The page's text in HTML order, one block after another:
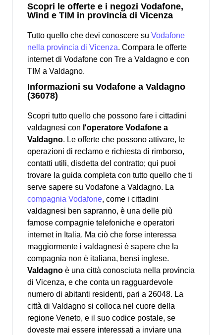
Scopri le offerte e i negozi Vodafone,
Wind e TIM in provincia di Vicenza
Tutto quello che devi conoscere su Vodafone
nella provincia di Vicenza. Compara le offerte
internet di Vodafone con Tre a Valdagno e con
TIM a Valdagno.
Informazioni su Vodafone a Valdagno
(36078)
Scopri tutto quello che possono fare i cittadini
valdagnesi con l'operatore Vodafone a
Valdagno. Le offerte che possono attivare, le
operazioni di reclamo e richiesta di rimborso,
contatti utili, disdetta del contratto; qui puoi
trovare la guida completa con tutto quello che ti
serve sapere su Vodafone a Valdagno. La
compagnia Vodafone, come i cittadini
valdagnesi ben sapranno, è una delle più
famose compagnie telefoniche e operatori
internet in Italia. Ma ciò che forse interessa
maggiormente i valdagnesi è sapere che la
compagnia non è italiana, bensì inglese.
Valdagno è una città conosciuta nella provincia
di Vicenza, e che conta un ragguardevole
numero di abitanti residenti, pari a 26048. La
città di Valdagno si colloca nel cuore della
regione Veneto, e il suo codice postale, se
doveste mai essere interessati a inviare una